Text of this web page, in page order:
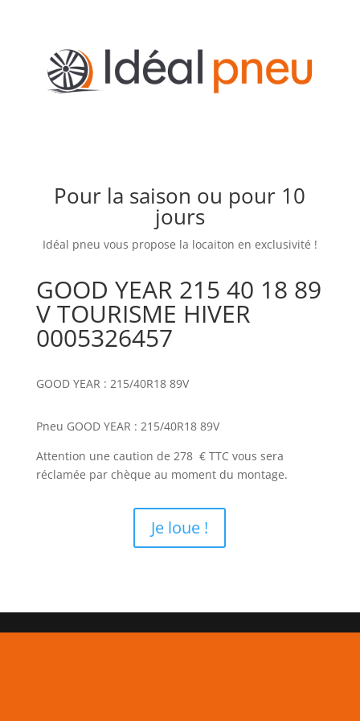
Pour la saison ou pour 10
jours
Idéal pneu vous propose la locaiton en exclusivité !
GOOD YEAR 215 40 18 89
V TOURISME HIVER
0005326457
GOOD YEAR : 215/40R18 89V
Pneu GOOD YEAR : 215/40R18 89V
Attention une caution de 278 € TTC vous sera
réclamée par chèque au moment du montage.
Je loue !